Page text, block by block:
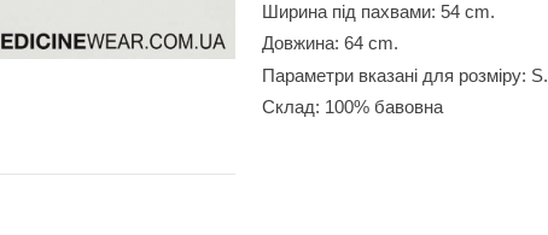
Ширина під пахвами: 54 cm.
Довжина: 64 cm.
Параметри вказані для розміру: S.
Склад: 100% бавовна